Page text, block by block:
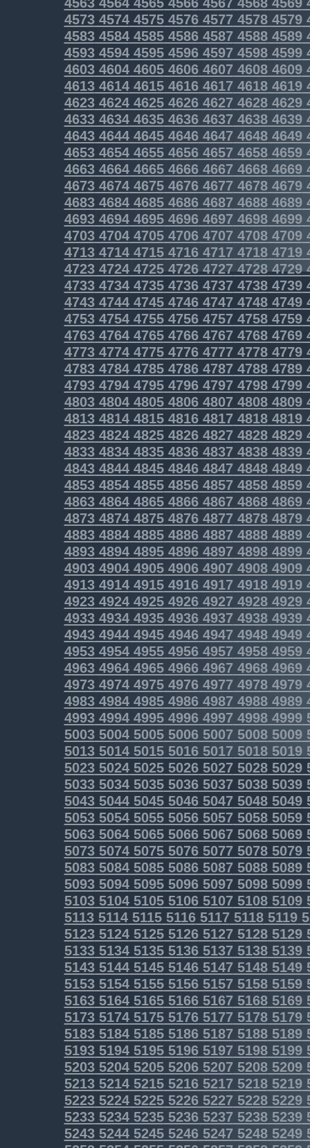
4573457445754576457745784579
4583458445854586458745884589
4593459445954596459745984599
46034604460546064607 46084609
46134614461546164617 46184619
46234624462546264627 46284629
4633463446354636463746384639
4643464446454646464746484649
4653465446554656465746584659
46634664466546664667 46684669
46734674467546764677 46784679
46834684468546864687 46884689
46934694469546964697 46984699
47034704470547064707 47084709
47134714471547164717 47184719
4723472447254726472747284729
4733473447354736473747384739
4743474447454746474747484749
4753475447554756475747584759
4763476447654766476747684769
4773477447754776477747784779
4783478447854786478747884789
4793479447954796479747984799
4803480448054806480748084809
4813481448154816481748184819
4823482448254826482748284829
4833483448354836483748384839
4843484448454846484748484849
4853485448554856485748584859
4863486448654866486748684869
4873487448754876487748784879
4883488448854886488748884889
4893489448954896489748984899
49034904490549064907 49084909
49134914491549164917 49184919
4923492449254926492749284929
49334934493549364937 49384939
49434944494549464947 49484949
49534954495549564957 49584959
49634964496549664967 49684969
49734974497549764977 49784979
49834984498549864987 49884989
49934994499549964997 49984999
50035004500550065007 50085009
50135014501550165017 50185019
5023502450255026502750285029
5033503450355036503750385039
5043504450455046504750485049
5053505450555056505750585059
5063506450655066506750685069
5073507450755076507750785079
5083508450855086508750885089
5093509450955096509750985099
5103510451055106510751085109
5113511451155116511751185119
5123512451255126512751285129
5133513451355136513751385139
5143514451455146514751485149
5153515451555156515751585159
5163516451655166516751685169
5173517451755176517751785179
5183518451855186518751885189
51935194519551965197 51985199
52035204520552065207 52085209
5213521452155216521752185219
52235224522552265227 52285229
52335234523552365237 52385239
52435244524552465247 52485249